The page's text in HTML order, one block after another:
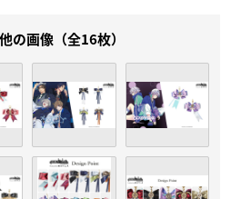
の画像（全16枚）